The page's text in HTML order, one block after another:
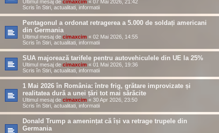
Ultimul mesaj de cimaxcim « 07 Mai 2026, 21:42
Scris în Stiri, actualitati, informatii
Pentagonul a ordonat retragerea a 5.000 de soldați americani
din Germania
Ultimul mesaj de cimaxcim « 02 Mai 2026, 14:55
Scris în Stiri, actualitati, informatii
SUA majorează tarifele pentru autovehiculele din UE la 25%
Ultimul mesaj de cimaxcim « 01 Mai 2026, 19:36
Scris în Stiri, actualitati, informatii
1 Mai 2026 în România: între frig, grătare improvizate și
realitatea dură a unei țări tot mai sărăcite
Ultimul mesaj de cimaxcim « 30 Apr 2026, 23:50
Scris în Stiri, actualitati, informatii
Donald Trump a amenințat că își va retrage trupele din
Germania